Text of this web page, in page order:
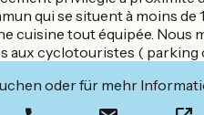
qui se situent à moins
cuisine tout équipée.
aux cyclotouristes (
oder für mehr